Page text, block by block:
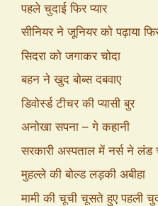
पहले चुदाई फिर प्यार
सीनियर ने जूनियर को पढ़ाया
सिदरा को जगाकर चोदा
बहन ने खुद बोब्स दबवाए
डिवोर्स्ड टीचर की प्यासी बुर
अनोखा सपना – गे कहानी
सरकारी अस्पताल में नर्स ने लंड
मुहल्ले की बोल्ड लड़की अबीहा
मामी की चूची चूसते हुए पहली